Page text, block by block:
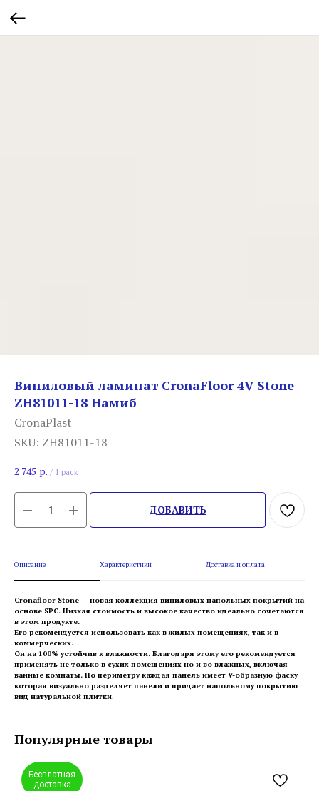
Виниловый ламинат CronaFloor 4V Stone
ZH81011-18 Намиб
CronaPlast
SKU: ZH81011-18
2 745 р. / 1 pack
ДОБАВИТЬ
Описание Характеристики Доставка и оплата
Cronafloor Stone — новая коллекция виниловых напольных покрытий на
основе SPC. Низкая стоимость и высокое качество идеально сочетаются
в этом продукте.
Eго рекомендуется использовать как в жилых помещениях, так и в
коммерческих.
Он на 100% устойчив к влажности. Благодаря этому его рекомендуется
применять не только в сухих помещениях но и во влажных, включая
ванные комнаты. По периметру каждая панель имеет V-образную фаску
которая визуально разделяет панели и придает напольному покрытию
вид натуральной плитки.
Популярные товары
Бесплатная
доставка